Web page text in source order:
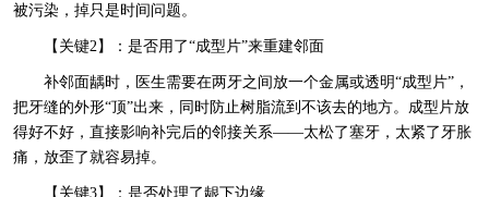
被污染，掉只是时间问题。
【关键2】：是否用了“成型片”来重建邻面
补邻面龋时，医生需要在两牙之间放一个金属或透明“成型片”，
把牙缝的外形“顶”出来，同时防止树脂流到不该去的地方。成型片放
得好不好，直接影响补完后的邻接关系——太松了塞牙，太紧了牙胀
痛，放歪了就容易掉。
【关键3】：是否处理了龈下边缘